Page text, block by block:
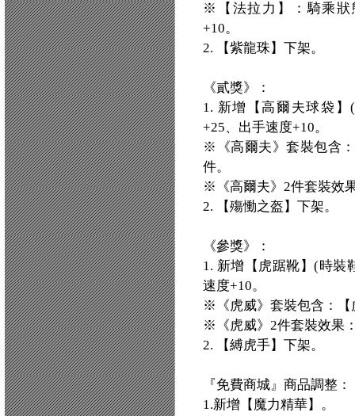
※【法拉力】：騎乘狀
+10。
2. 【紫龍珠】下架。
《貳獎》：
1. 新增【高爾夫球袋
+25、出手速度+10。
※《高爾夫》套裝包含
件。
※《高爾夫》2件套裝效
2. 【殤慟之盔】下架。
《參獎》：
1. 新增【虎踞靴】(時裝
速度+10。
※《虎威》套裝包含：【
※《虎威》2件套裝效果
2. 【縛虎手】下架。
『免費商城』商品調整：
1.新增【魔力精華】。